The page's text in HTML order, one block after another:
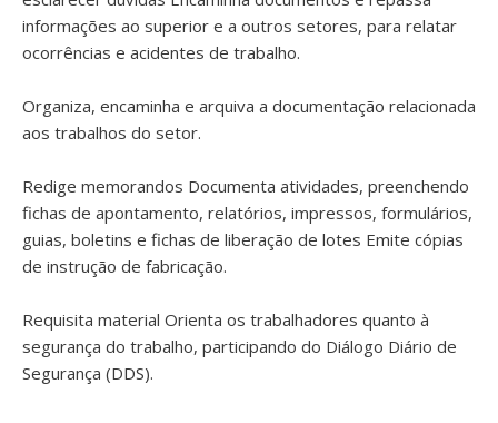
informações ao superior e a outros setores, para relatar
ocorrências e acidentes de trabalho.
Organiza, encaminha e arquiva a documentação relacionada
aos trabalhos do setor.
Redige memorandos Documenta atividades, preenchendo
fichas de apontamento, relatórios, impressos, formulários,
guias, boletins e fichas de liberação de lotes Emite cópias
de instrução de fabricação.
Requisita material Orienta os trabalhadores quanto à
segurança do trabalho, participando do Diálogo Diário de
Segurança (DDS).